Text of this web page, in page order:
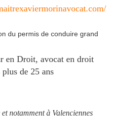
en Droit, avocat en droit
de 25 ans
notamment à Valenciennes